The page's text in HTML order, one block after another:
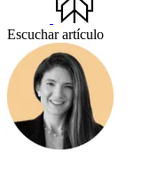
Escuchar artículo